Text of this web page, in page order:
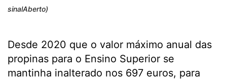
sinalAberto)
Desde 2020 que o valor máximo anual das
propinas para o Ensino Superior se
mantinha inalterado nos 697 euros, para